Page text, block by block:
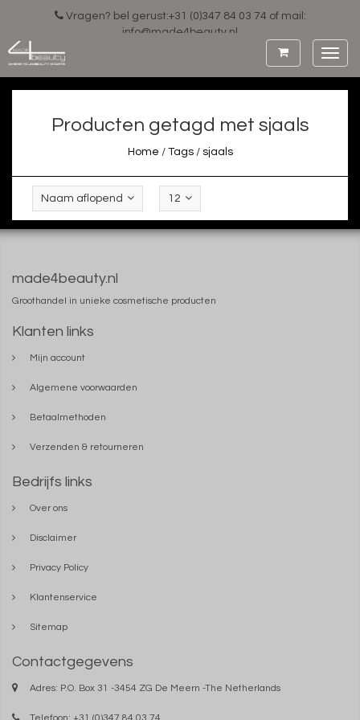
Vragen? bel gerust:+31 (0)347 84 03 74 of mail:
info@made4beauty.nl
Producten getagd met sjaals
Home / Tags/ sjaals
Naam aflopend 12
made4beauty.nl
Groothandel in unieke cosmetische producten
Klanten links
Mijn account
Algemene voorwaarden
Betaalmethoden
Verzenden & retourneren
Bedrijfs links
Over ons
Disclaimer
Privacy Policy
Klantenservice
Sitemap
Contactgegevens
Adres: P.O. Box 31 -3454 ZG De Meern -The Netherlands